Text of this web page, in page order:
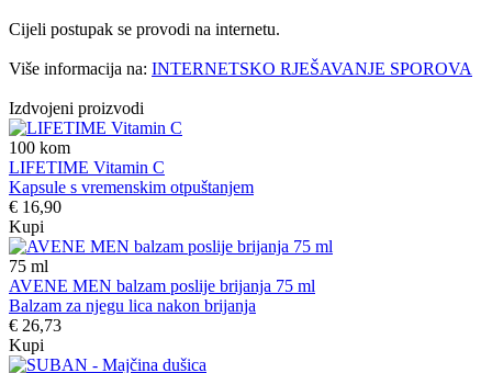
Cijeli postupak se provodi na internetu.
Više informacija na: INTERNETSKO RJEŠAVANJE SPOROVA
Izdvojeni proizvodi
100 kom
LIFETIME Vitamin C
Kapsule s vremenskim otpuštanjem
€ 16,90
Kupi
75 ml
AVENE MEN balzam poslije brijanja 75 ml
Balzam za njegu lica nakon brijanja
€ 26,73
Kupi